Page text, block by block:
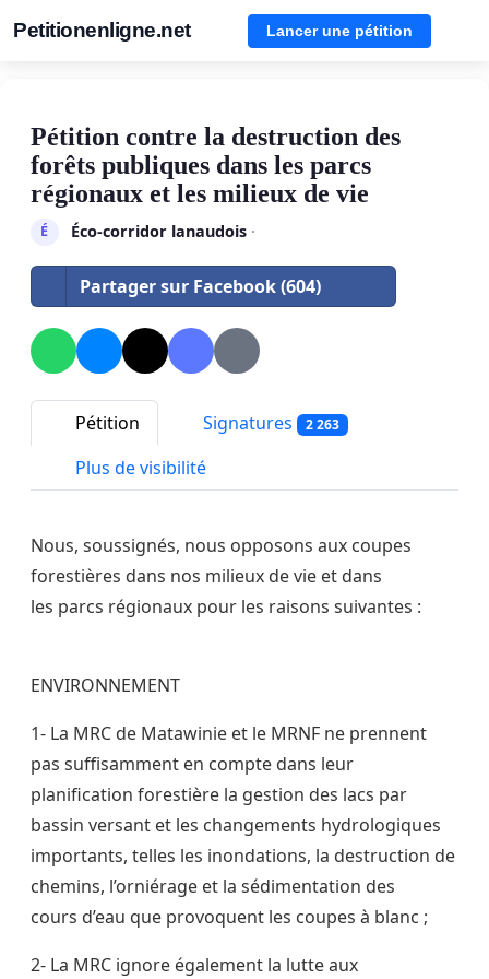
Petitionenligne.net Lancer une pétition
Pétition contre la destruction des
forêts publiques dans les parcs
régionaux et les milieux de vie
É Éco-corridor lanaudois·
Partager sur Facebook (604)
Pétition Signatures 2 263
Plus de visibilité
Nous, soussignés, nous opposons aux coupes
forestières dans nos milieux de vie et dans
les parcs régionaux pour les raisons suivantes :
ENVIRONNEMENT
1- La MRC de Matawinie et le MRNF ne prennent
pas suffisamment en compte dans leur
planification forestière la gestion des lacs par
bassin versant et les changements hydrologiques
importants, telles les inondations, la destruction de
chemins, l’orniérage et la sédimentation des
cours d’eau que provoquent les coupes à blanc ;
2- La MRC ignore également la lutte aux